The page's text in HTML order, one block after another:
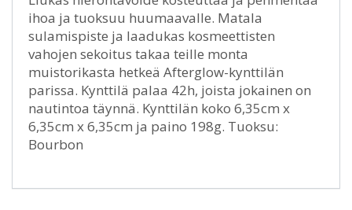
ihoa ja tuoksuu huumaavalle. Matala
sulamispiste ja laadukas kosmeettisten
vahojen sekoitus takaa teille monta
muistorikasta hetkeä Afterglow-kynttilän
parissa. Kynttilä palaa 42h, joista jokainen on
nautintoa täynnä. Kynttilän koko 6,35cm x
6,35cm x 6,35cm ja paino 198g. Tuoksu:
Bourbon